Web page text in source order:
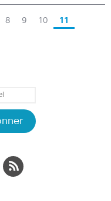
8 9 10 11